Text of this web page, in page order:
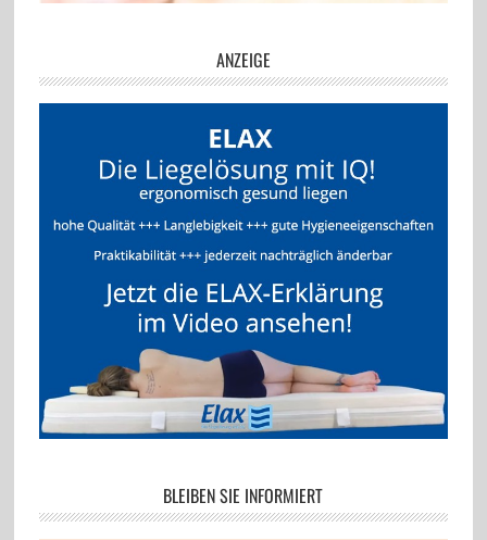
ANZEIGE
BLEIBEN SIE INFORMIERT